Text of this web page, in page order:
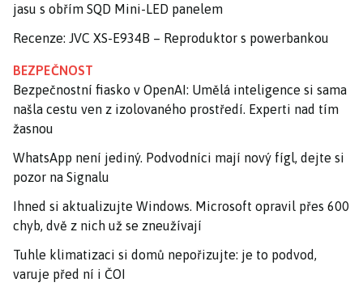
jasu s obřím SQD Mini-LED panelem
Recenze: JVC XS-E934B – Reproduktor s powerbankou
BEZPEČNOST
Bezpečnostní fiasko v OpenAI: Umělá inteligence si sama
našla cestu ven z izolovaného prostředí. Experti nad tím
žasnou
WhatsApp není jediný. Podvodníci mají nový fígl, dejte si
pozor na Signalu
Ihned si aktualizujte Windows. Microsoft opravil přes 600
chyb, dvě z nich už se zneužívají
Tuhle klimatizaci si domů nepořizujte: je to podvod,
varuje před ní i ČOI